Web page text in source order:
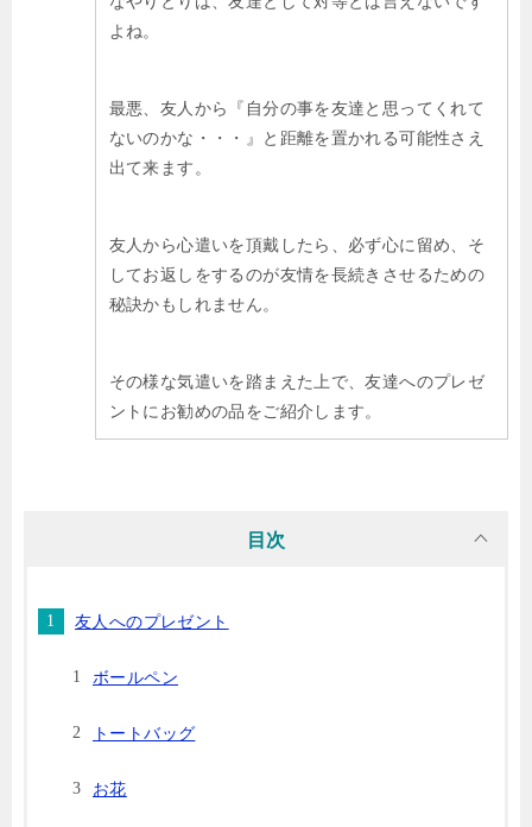
よね。
最悪、友人から『自分の事を友達と思ってくれて
ないのかな・・・』と距離を置かれる可能性さえ
出て来ます。
友人から心遣いを頂戴したら、必ず心に留め、そ
してお返しをするのが友情を長続きさせるための
秘訣かもしれません。
その様な気遣いを踏まえた上で、友達へのプレゼ
ントにお勧めの品をご紹介します。
目次
友人へのプレゼント
ボールペン
トートバッグ
お花